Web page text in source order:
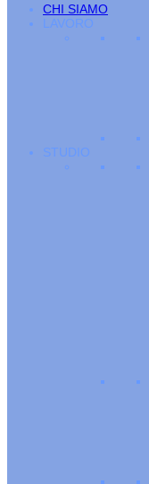
CHI SIAMO
LAVORO
STUDIO